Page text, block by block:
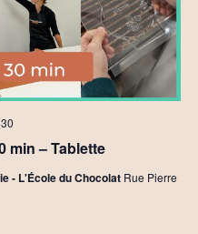
min – Tablette
- L'École du Chocolat Rue Pierre